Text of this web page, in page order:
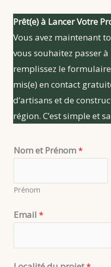
Prêt(e) à Lancer Votre
Vous avez maintenant
vous souhaitez passer à
remplissez le
mis(e) en contact
d’artisans et de
région. C’est simple et
d
e
r
j
Nom et Prénom*
Prénom
Email*